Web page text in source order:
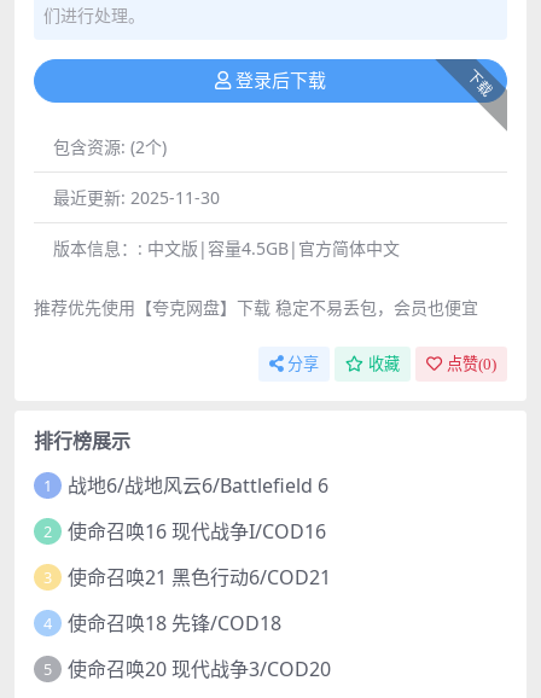
们进行处理。
下载
登录后下载
包含资源: (2个)
最近更新: 2025-11-30
版本信息：: 中文版|容量4.5GB|官方简体中文
推荐优先使用【夸克网盘】下载 稳定不易丢包，会员也便宜
分享 收藏 点赞(0)
排行榜展示
1 战地6/战地风云6/Battlefield 6
2 使命召唤16 现代战争I/COD16
3 使命召唤21 黑色行动6/COD21
4 使命召唤18 先锋/COD18
5 使命召唤20 现代战争3/COD20